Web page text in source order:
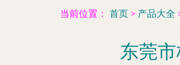
当前位置： 首页 > 产品大全
东莞